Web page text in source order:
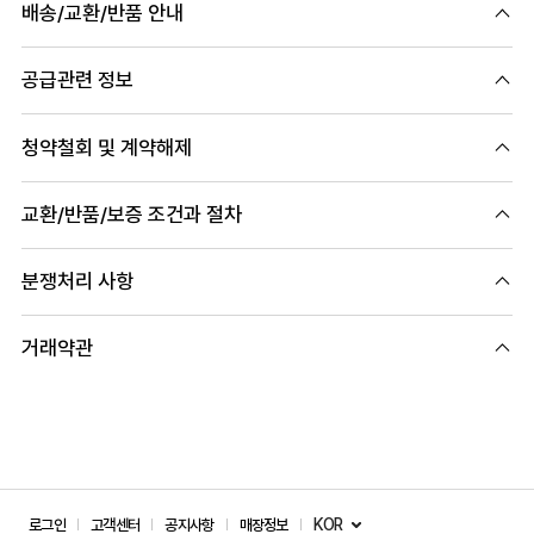
배송/교환/반품 안내
공급관련 정보
청약철회 및 계약해제
교환/반품/보증 조건과 절차
분쟁처리 사항
거래약관
로그인 고객센터 공지사항 매장정보 KOR